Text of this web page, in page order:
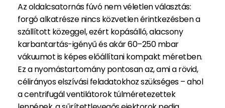
Az oldalcsatornás fúvó nem véletlen választás:
forgó alkatrésze nincs közvetlen érintkezésben a
szállított közeggel, ezért kopásálló, alacsony
karbantartás-igényű és akár 60–250 mbar
vákuumot is képes előállítani kompakt méretben.
Ez a nyomástartomány pontosan az, ami a rövid,
célirányos elszívási feladatokhoz szükséges – ahol
a centrifugál ventilátorok túlméretezettek